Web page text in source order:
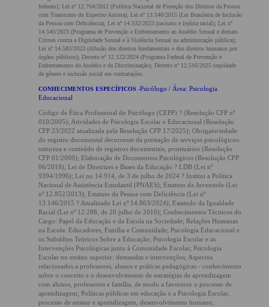
federais); Lei nº 12.764/2012 (Política Nacional de Proteção dos Direitos da Pessoa
com Transtorno do Espectro Autista); Lei nº 13.146/2015 (Lei Brasileira de Inclusão
da Pessoa com Deficiência); Lei nº 14.532/2023 (racismo e injúria racial); Lei nº
14.540/2023 (Programa de Prevenção e Enfrentamento ao Assédio Sexual e demais
Crimes contra a Dignidade Sexual e à Violência Sexual na administração pública);
Lei nº 14.583/2023 (difusão dos direitos fundamentais e dos direitos humanos por
órgãos públicos); Decreto nº 12.122/2024 (Programa Federal de Prevenção e
Enfrentamento do Assédio e da Discriminação); Decreto nº 12.516/2025 (equidade
de gênero e inclusão social em contratações.
CONHECIMENTOS ESPECÍFICOS -Psicólogo / Área: Psicologia
Educacional
Código de Ética Profissional do Psicólogo (CEPP) ? (Resolução CFP nº
010/2005); Atividades de Psicologia Escolar e Educacional (Resolução
CFP 23/2022 atualizada pela Resolução CFP 17/2025); Obrigatoriedade
do registro documental decorrente da prestação de serviços psicológicos:
natureza e conteúdo de registros documentais; prontuários (Resolução
CFP 01/2009); Elaboração de Documentos Psicológicos (Resolução CFP
06/2019); Lei de Diretrizes e Bases da Educação ? LDB (Lei nº
9394/1996); Lei no 14.914, de 3 de julho de 2024 ? Institui a Política
Nacional de Assistência Estudantil (PNAES); Estatuto da Juventude (Lei
nº 12.852/2013); Estatuto da Pessoa com Deficiência (Lei nº
13.146/2015 ? Atualizado Lei nº 14.863/2024); Estatudo da Igualdade
Racial (Lei nº 12.288, de 20 julho de 2010); Conhecimentos Técnicos do
Cargo: Papel da Educação e da Escola na Sociedade; Relações Humanas
na Escola: Educadores, Família e Comunidade; Psicologia Educacional e
os Subsídios Teóricos Sobre a Educação; Psicologia Escolar e as
Intervenções Psicológicas junto à Comunidade Escolar; Psicologia
Escolar no ensino superior: demandas e intervenções; Aspectos
relacionados a professores, alunos e práticas pedagógicas - conhecimento
sobre o conceito e o desenvolvimento de estratégias de aprendizagem
com alunos, professores e família, de modo a favorecer o processo de
aprendizagem; Políticas públicas em educação e a Psicologia Escolar,
processo de ensino e aprendizagem, desenvolvimento humano;